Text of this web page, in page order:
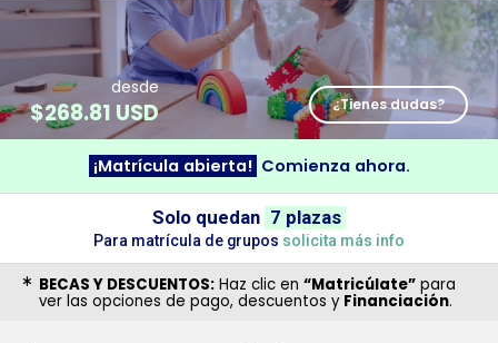
desde
$268.81 USD ¿Tienes dudas?
¡Matrícula abierta! Comienza ahora.
Solo quedan 7 plazas
Para matrícula de grupos solicita más info
BECAS Y DESCUENTOS: Haz clic en “Matricúlate” para
ver las opciones de pago, descuentos y Financiación.
¿Necesitas más información
sobre un curso?